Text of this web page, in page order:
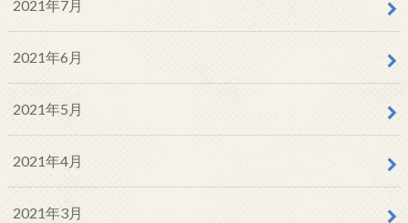
2021年7月
2021年6月
2021年5月
2021年4月
2021年3月